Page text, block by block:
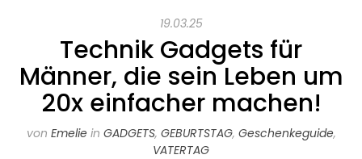
19.03.25
Technik Gadgets für
Männer, die sein Leben um
20x einfacher machen!
von Emeliein GADGETS, GEBURTSTAG, Geschenkeguide,
VATERTAG